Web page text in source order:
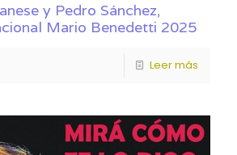
y Pedro Sánchez,
Mario Benedetti 2025
Leer más